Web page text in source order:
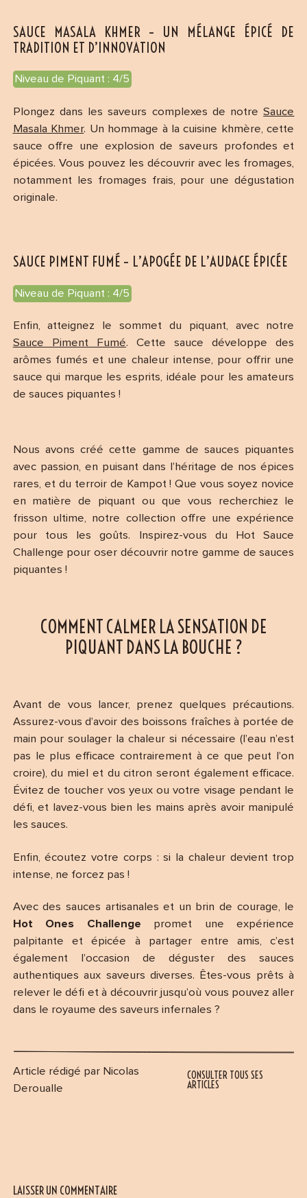
SAUCE MASALA KHMER – UN MÉLANGE ÉPICÉ DE
TRADITION ET D’INNOVATION
Niveau de Piquant : 4/5
Plongez dans les saveurs complexes de notreSauce
Masala Khmer. Un hommage à la cuisine khmère, cette
sauce offre une explosion de saveurs profondes et
épicées. Vous pouvez les découvrir avec les fromages,
notamment les fromages frais, pour une dégustation
originale.
SAUCE PIMENT FUMÉ – L’APOGÉE DE L’AUDACE ÉPICÉE
Niveau de Piquant : 4/5
Enfin, atteignez le sommet du piquant, avec notre
Sauce Piment Fumé. Cette sauce développe des
arômes fumés et une chaleur intense, pour offrir une
sauce qui marque les esprits, idéale pour les amateurs
de sauces piquantes !
Nous avons créé cette gamme de sauces piquantes
avec passion, en puisant dans l’héritage de nos épices
rares, et du terroir de Kampot ! Que vous soyez novice
en matière de piquant ou que vous recherchiez le
frisson ultime, notre collection offre une expérience
pour tous les goûts. Inspirez-vous du Hot Sauce
Challenge pour oser découvrir notre gamme de sauces
piquantes !
COMMENT CALMER LA SENSATION DE
PIQUANT DANS LA BOUCHE ?
Avant de vous lancer, prenez quelques précautions.
Assurez-vous d’avoir des boissons fraîches à portée de
main pour soulager la chaleur si nécessaire (l’eau n’est
pas le plus efficace contrairement à ce que peut l’on
croire), du miel et du citron seront également efficace.
Évitez de toucher vos yeux ou votre visage pendant le
défi, et lavez-vous bien les mains après avoir manipulé
les sauces.
Enfin, écoutez votre corps : si la chaleur devient trop
intense, ne forcez pas !
Avec des sauces artisanales et un brin de courage, le
Hot Ones Challenge promet une expérience
palpitante et épicée à partager entre amis, c’est
également l’occasion de déguster des sauces
authentiques aux saveurs diverses. Êtes-vous prêts à
relever le défi et à découvrir jusqu’où vous pouvez aller
dans le royaume des saveurs infernales ?
Article rédigé par Nicolas
Deroualle
CONSULTER TOUS SES
ARTICLES
LAISSER UN COMMENTAIRE